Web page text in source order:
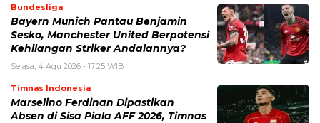
Bundesliga
Bayern Munich Pantau Benjamin
Sesko, Manchester United Berpotensi
Kehilangan Striker Andalannya?
Selasa, 4 Agu 2026 - 17:25 WIB
Timnas Indonesia
Marselino Ferdinan Dipastikan
Absen di Sisa Piala AFF 2026, Timnas